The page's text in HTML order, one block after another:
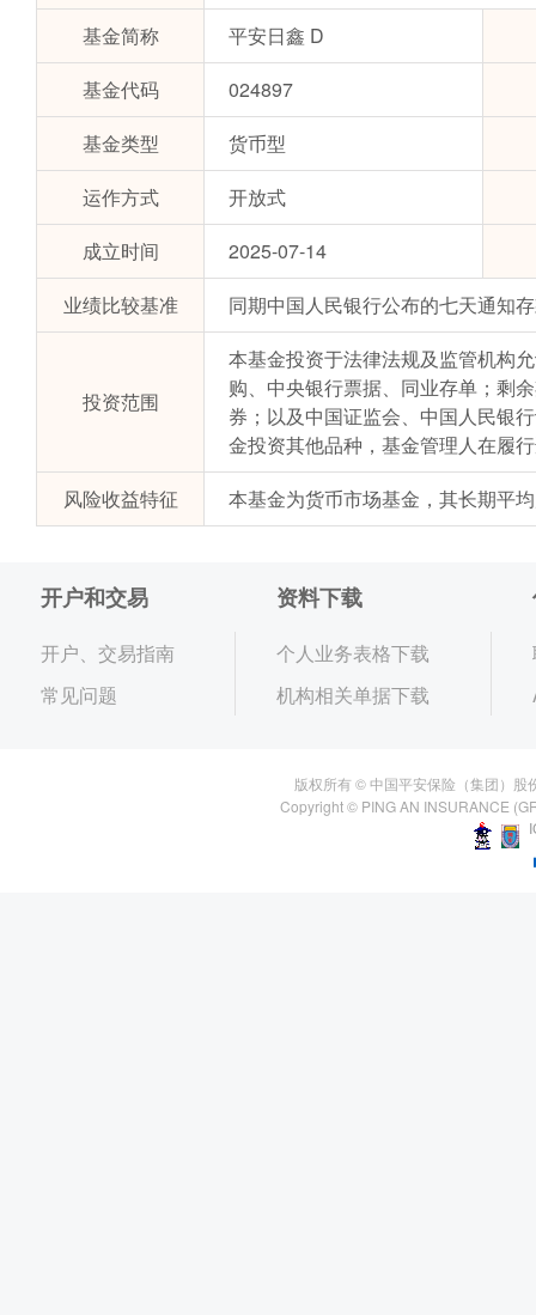
基金简称
平安日鑫 D
基金代码
024897
基金类型
货币型
运作方式
开放式
成立时间
2025-07-14
业绩比较基准
同期中国人民银行公布的七天通知
投资范围
本基金投资于法律法规及监管机构
购、中央银行票据、同业存单；剩
券；以及中国证监会、中国人民银
金投资其他品种，基金管理人在履
风险收益特征
本基金为货币市场基金，其长期平
开户和交易
开户、交易指南
常见问题
资料下载
个人业务表格下载
机构相关单据下载
版权所有 © 中国平安保险（集团）股
Copyright © PING AN INSURANCE